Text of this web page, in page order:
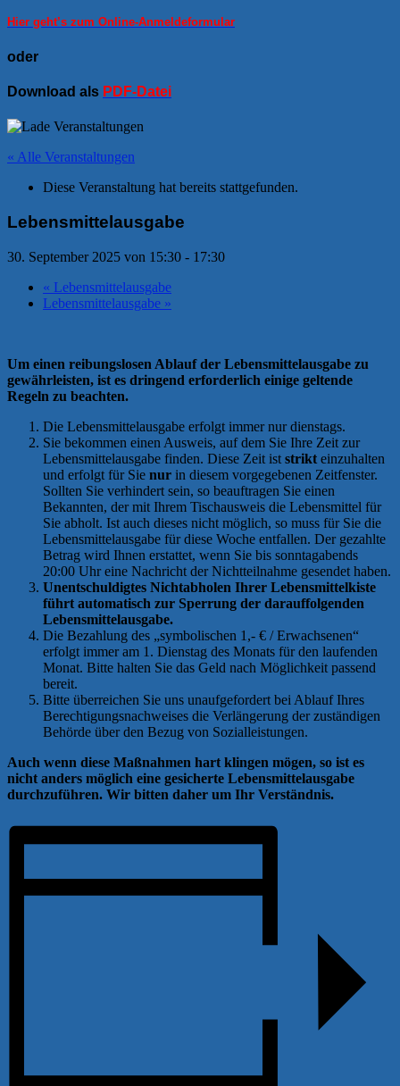
Hier geht’s zum Online-Anmeldeformular
oder
Download als PDF-Datei
« Alle Veranstaltungen
Diese Veranstaltung hat bereits stattgefunden.
Lebensmittelausgabe
30. September 2025 von 15:30 - 17:30
« Lebensmittelausgabe
Lebensmittelausgabe »
Um einen reibungslosen Ablauf der Lebensmittelausgabe zu
gewährleisten, ist es dringend erforderlich einige geltende
Regeln zu beachten.
Die Lebensmittelausgabe erfolgt immer nur dienstags.
Sie bekommen einen Ausweis, auf dem Sie Ihre Zeit zur
Lebensmittelausgabe finden. Diese Zeit ist strikt einzuhalten
und erfolgt für Sie nur in diesem vorgegebenen Zeitfenster.
Sollten Sie verhindert sein, so beauftragen Sie einen
Bekannten, der mit Ihrem Tischausweis die Lebensmittel für
Sie abholt. Ist auch dieses nicht möglich, so muss für Sie die
Lebensmittelausgabe für diese Woche entfallen. Der gezahlte
Betrag wird Ihnen erstattet, wenn Sie bis sonntagabends
20:00 Uhr eine Nachricht der Nichtteilnahme gesendet haben.
Unentschuldigtes Nichtabholen Ihrer Lebensmittelkiste
führt automatisch zur Sperrung der darauffolgenden
Lebensmittelausgabe.
Die Bezahlung des „symbolischen 1,- € / Erwachsenen“
erfolgt immer am 1. Dienstag des Monats für den laufenden
Monat. Bitte halten Sie das Geld nach Möglichkeit passend
bereit.
Bitte überreichen Sie uns unaufgefordert bei Ablauf Ihres
Berechtigungsnachweises die Verlängerung der zuständigen
Behörde über den Bezug von Sozialleistungen.
Auch wenn diese Maßnahmen hart klingen mögen, so ist es
nicht anders möglich eine gesicherte Lebensmittelausgabe
durchzuführen. Wir bitten daher um Ihr Verständnis.